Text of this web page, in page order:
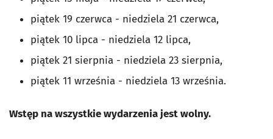
piątek 19 czerwca - niedziela 21 czerwca,
piątek 10 lipca - niedziela 12 lipca,
piątek 21 sierpnia - niedziela 23 sierpnia,
piątek 11 września - niedziela 13 września.
Wstęp na wszystkie wydarzenia jest wolny.